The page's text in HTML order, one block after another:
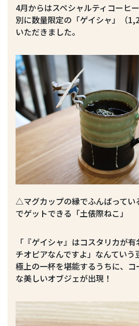
4月からはスペシャルティコーヒ
別に数量限定の「ゲイシャ」（
いただきました。
△マグカップの縁でふんばってい
でゲットできる「土俵際ねこ」
「『ゲイシャ』はコスタリカが
チオピアなんですよ」なんていう
極上の一杯を堪能するうちに、
な美しいオブジェが出現！